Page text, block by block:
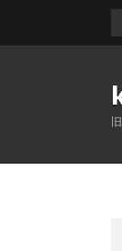
艦これ2026夏